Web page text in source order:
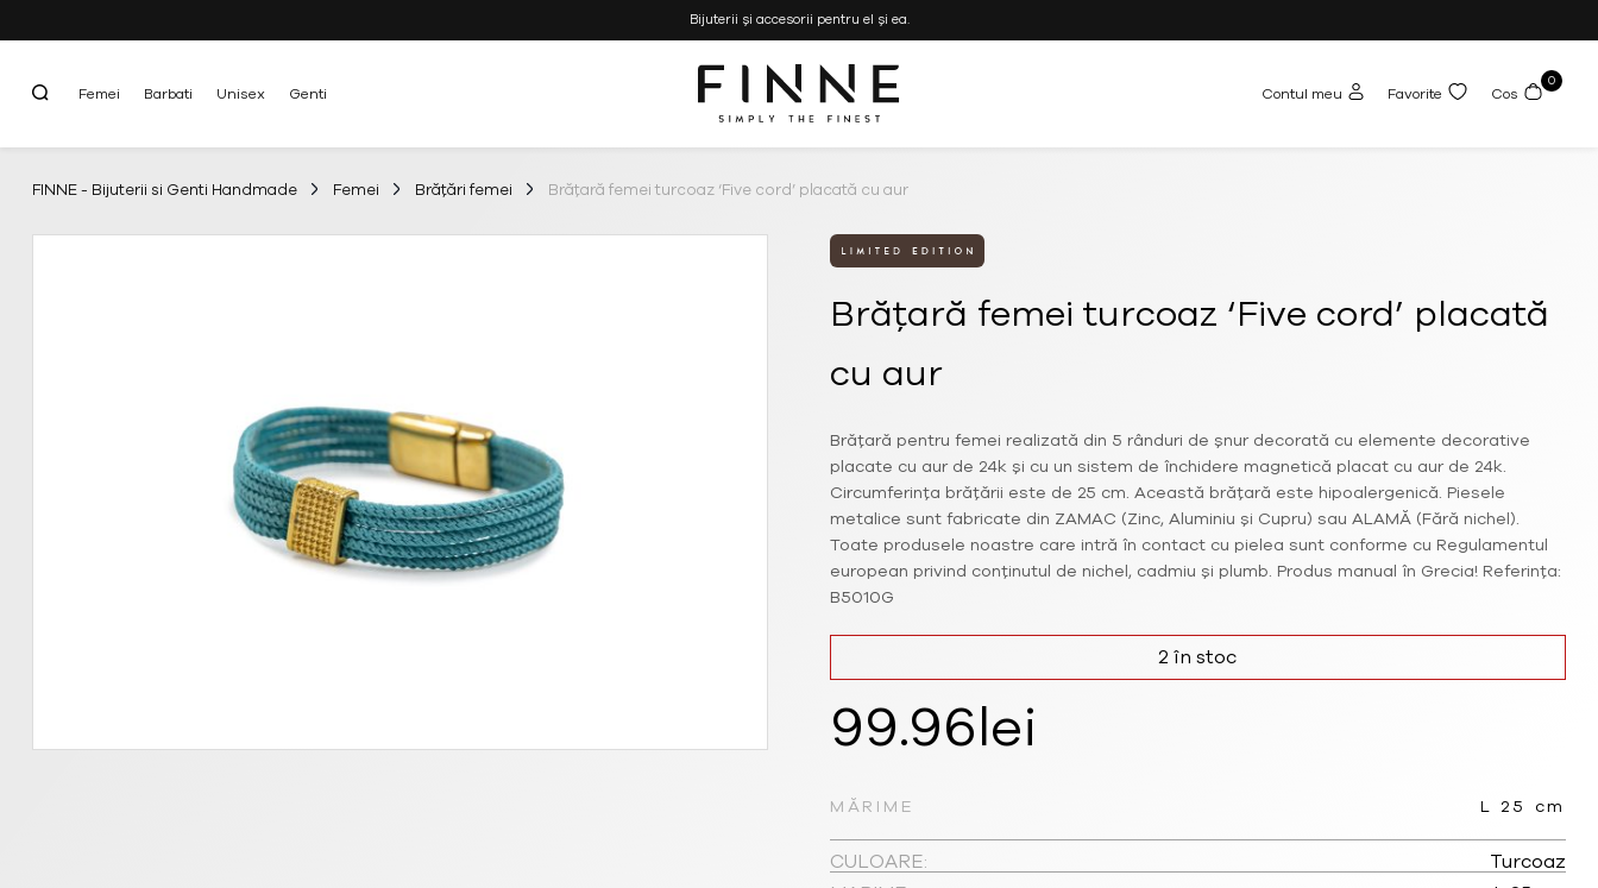
Bijuterii și accesorii pentru el și ea.
Femei Barbati Unisex Genti
FINNE
Bijuterii
Genti
Handmade
Simply the Finest Contul meu Favorite Cos
0
FINNE - Bijuterii si Genti Handmade Femei Brățări femei Brățară femei turcoaz ‘Five cord’ placată cu aur
Brățară femei turcoaz ‘Five cord’ placată
cu aur
Brățară pentru femei realizată din 5 rânduri de șnur decorată cu elemente decorative
placate cu aur de 24k și cu un sistem de închidere magnetică placat cu aur de 24k.
Circumferința brățării este de 25 cm. Această brățară este hipoalergenică. Piesele
metalice sunt fabricate din ZAMAC (Zinc, Aluminiu și Cupru) sau ALAMĂ (Fără nichel).
Toate produsele noastre care intră în contact cu pielea sunt conforme cu Regulamentul
european privind conținutul de nichel, cadmiu și plumb. Produs manual în Grecia! Referința:
B5010G
99.96lei
MĂRIME L 25 cm
CULOARE:
Turcoaz
2 în stoc